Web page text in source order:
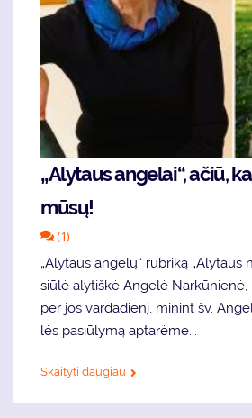
„Alytaus an­ge­lai“, ačiū,
mū­sų!
(1)
„Aly­taus an­ge­lų“ rub­ri­ką „Aly­taus
siū­lė aly­tiš­kė An­ge­lė
per jos vardadienį, mi­nint šv.
lės pa­siū­ly­mą ap­ta­rė­me...
Skaityti daugiau